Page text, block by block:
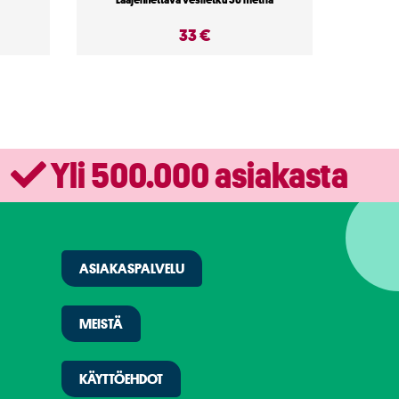
33 €
Yli 500.000 asiakasta
ASIAKASPALVELU
MEISTÄ
KÄYTTÖEHDOT